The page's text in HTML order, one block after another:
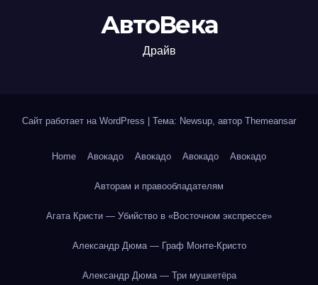
АвтоВека
Драйв
Сайт работает на WordPress Тема: Newsup, автор Themeansar
Home Авокадо Авокадо Авокадо Авокадо
Авторам и правообладателям
Агата Кристи — Убийство в «Восточном экспрессе»
Александр Дюма — Граф Монте-Кристо
Александр Дюма — Три мушкетёра